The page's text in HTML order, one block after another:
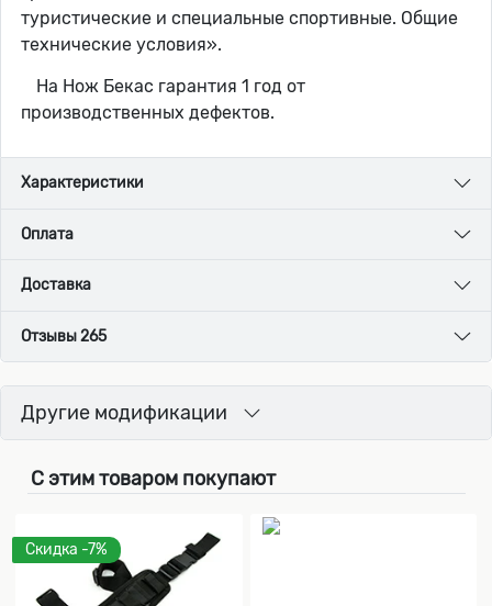
туристические и специальные спортивные. Общие
технические условия».
На Нож Бекас гарантия 1 год от
производственных дефектов.
Характеристики
Оплата
Доставка
Отзывы 265
Другие модификации
С этим товаром покупают
Скидка -7%